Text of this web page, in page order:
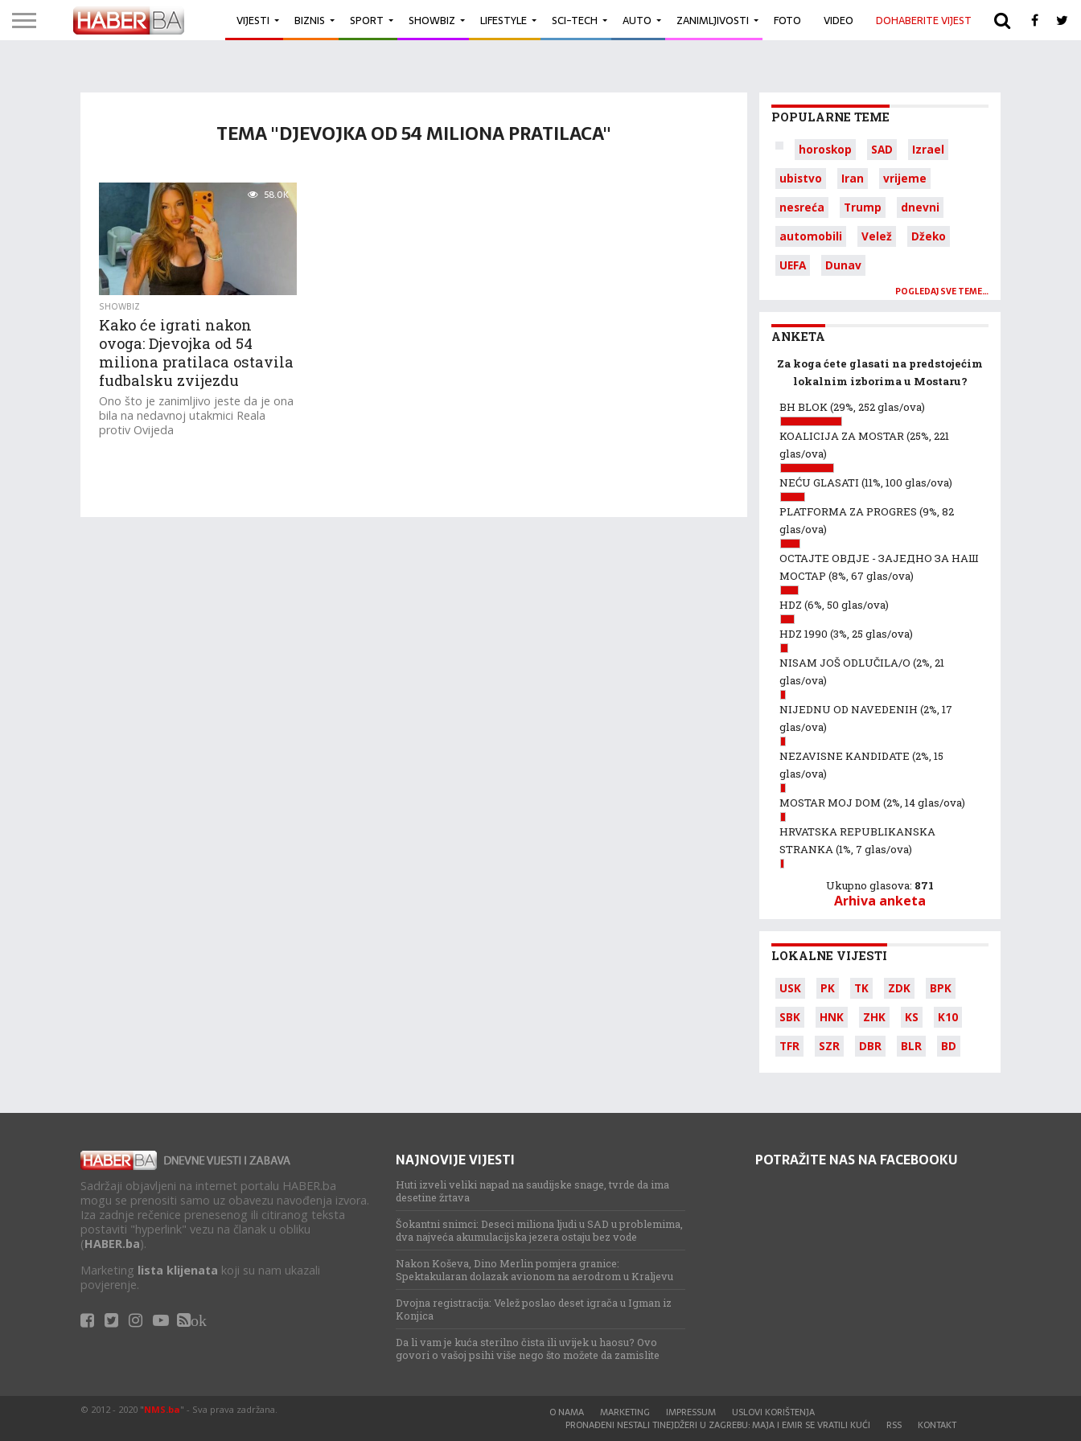
VIJESTI BIZNIS SPORT SHOWBIZ LIFESTYLE SCI-TECH AUTO ZANIMLJIVOSTI FOTO VIDEO DOHABERITE VIJEST ARHIVA
TEMA "DJEVOJKA OD 54 MILIONA PRATILACA"
58.0K
SHOWBIZ
Kako će igrati nakon
ovoga: Djevojka od 54
miliona pratilaca ostavila
fudbalsku zvijezdu
Ono što je zanimljivo jeste da je ona
bila na nedavnoj utakmici Reala
protiv Ovijeda
POPULARNE TEME
horoskop SAD
Izrael
ubistvo
Iran
vrijeme
nesreća
Trump
dnevni
automobili
Velež
Džeko
UEFA
Dunav
POGLEDAJ SVE TEME…
ANKETA
Za koga ćete glasati na predstojećim
lokalnim izborima u Mostaru?
BH BLOK(29%, 252 glas/ova)
KOALICIJA ZA MOSTAR(25%, 221
glas/ova)
NEĆU GLASATI (11%, 100 glas/ova)
PLATFORMA ZA PROGRES (9%, 82
glas/ova)
ОСТАЈТЕ ОВДЈЕ - ЗАЈЕДНО ЗА НАШ
МОСТАР (8%, 67 glas/ova)
HDZ (6%, 50 glas/ova)
HDZ 1990 (3%, 25 glas/ova)
NISAM JOŠ ODLUČILA/O (2%, 21
glas/ova)
NIJEDNU OD NAVEDENIH (2%, 17
glas/ova)
NEZAVISNE KANDIDATE (2%, 15
glas/ova)
MOSTAR MOJ DOM (2%, 14 glas/ova)
HRVATSKA REPUBLIKANSKA
STRANKA(1%, 7 glas/ova)
Ukupno glasova: 871
Arhiva anketa
LOKALNE VIJESTI
USK PK TK ZDK
BPK
SBK
HNK ZHK KS
K10
TFR
SZR DBR BLR BD
Sadržaji objavljeni na internet portalu HABER.ba
mogu se prenositi samo uz obavezu navođenja izvora.
Iza zadnje rečenice prenesenog ili citiranog teksta
postaviti "hyperlink" vezu na članak u obliku
(HABER.ba).
Marketing lista klijenata koji su nam ukazali
povjerenje.
ok
NAJNOVIJE VIJESTI
Huti izveli veliki napad na saudijske snage, tvrde da ima
desetine žrtava
Šokantni snimci: Deseci miliona ljudi u SAD u problemima,
dva najveća akumulacijska jezera ostaju bez vode
Nakon Koševa, Dino Merlin pomjera granice:
Spektakularan dolazak avionom na aerodrom u Kraljevu
Dvojna registracija: Velež poslao deset igrača u Igman iz
Konjica
Da li vam je kuća sterilno čista ili uvijek u haosu? Ovo
govori o vašoj psihi više nego što možete da zamislite
POTRAŽITE NAS NA FACEBOOKU
O NAMA MARKETING IMPRESSUM
USLOVI KORIŠTENJA
PRONAĐENI NESTALI TINEJDŽERI U ZAGREBU: MAJA I EMIR SE VRATILI KUĆI
RSS KONTAKT
© 2012 - 2020 "NMS.ba" - Sva prava zadržana.